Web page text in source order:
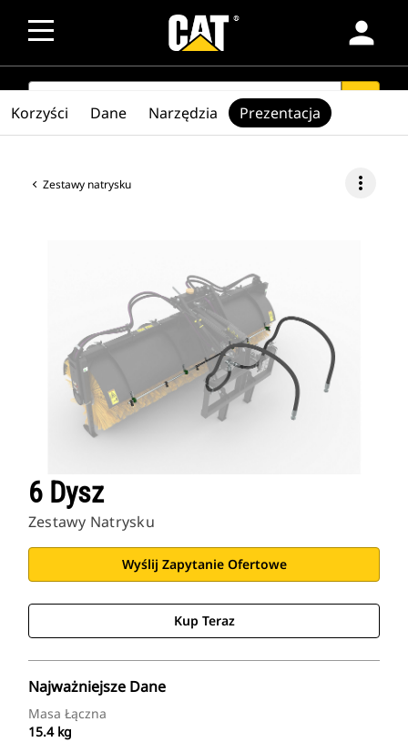
person
SEARCH
Zestawy natrysku more_vert
6 Dysz
Zestawy Natrysku
Wyślij Zapytanie Ofertowe
Kup Teraz
Najważniejsze Dane
Masa Łączna
15.4 kg
Korzyści Dane Narzędzia Prezentacja